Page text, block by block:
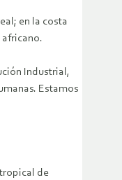
en la costa
africano.
Industrial,
Estamos
de